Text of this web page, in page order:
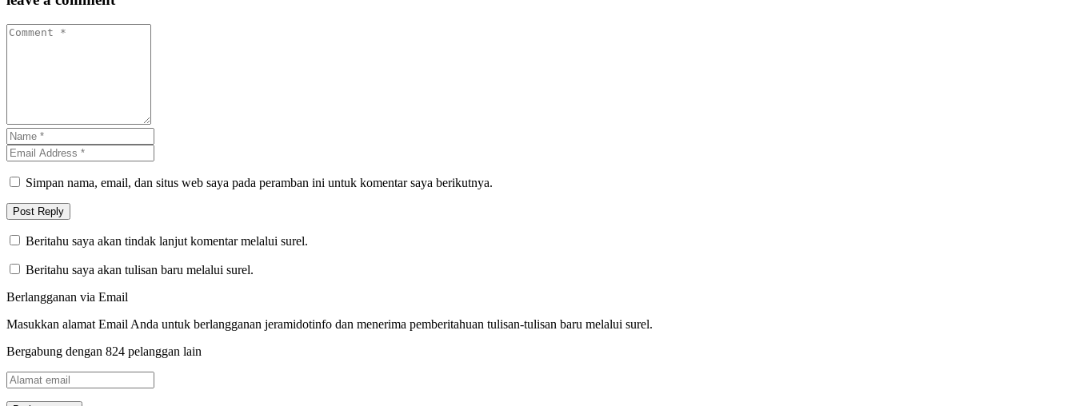
Simpan nama, email, dan situs web saya pada peramban ini untuk komentar saya berikutnya.
Beritahu saya akan tindak lanjut komentar melalui surel.
Beritahu saya akan tulisan baru melalui surel.
Berlangganan via Email
Masukkan alamat Email Anda untuk berlangganan jeramidotinfo dan menerima pemberitahuan tulisan-tulisan baru melalui surel.
Bergabung dengan 824 pelanggan lain
Alamat
email